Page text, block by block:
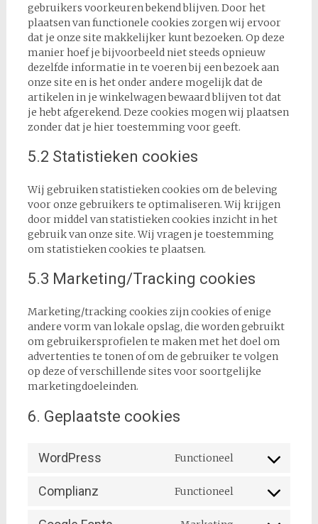
gebruikers voorkeuren bekend blijven. Door het
plaatsen van functionele cookies zorgen wij ervoor
dat je onze site makkelijker kunt bezoeken. Op deze
manier hoef je bijvoorbeeld niet steeds opnieuw
dezelfde informatie in te voeren bij een bezoek aan
onze site en is het onder andere mogelijk dat de
artikelen in je winkelwagen bewaard blijven tot dat
je hebt afgerekend. Deze cookies mogen wij plaatsen
zonder dat je hier toestemming voor geeft.
5.2 Statistieken cookies
Wij gebruiken statistieken cookies om de beleving
voor onze gebruikers te optimaliseren. Wij krijgen
door middel van statistieken cookies inzicht in het
gebruik van onze site. Wij vragen je toestemming
om statistieken cookies te plaatsen.
5.3 Marketing/Tracking cookies
Marketing/tracking cookies zijn cookies of enige
andere vorm van lokale opslag, die worden gebruikt
om gebruikersprofielen te maken met het doel om
advertenties te tonen of om de gebruiker te volgen
op deze of verschillende sites voor soortgelijke
marketingdoeleinden.
6. Geplaatste cookies
WordPress Functioneel
Consent
service
Complianz Functioneel
Consent